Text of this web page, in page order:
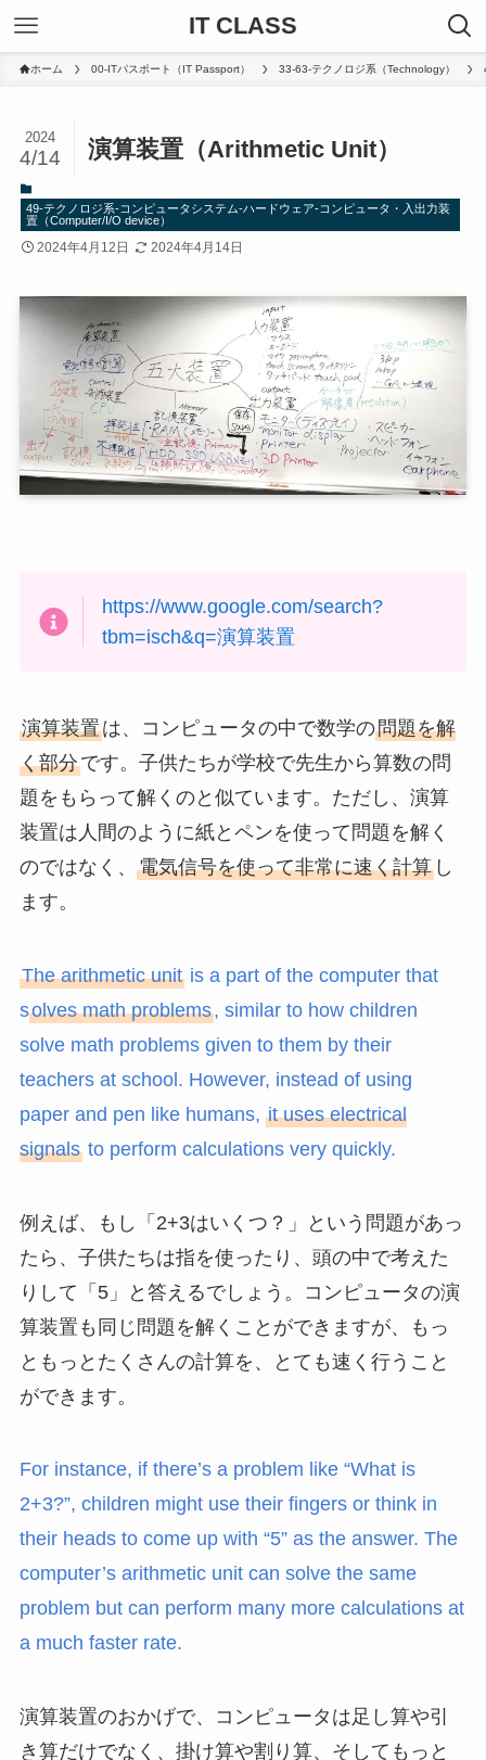
IT CLASS
ホーム 00-ITパスポート（IT Passport） 33-63-テクノロジ系（Technology）
演算装置（Arithmetic Unit）
2024
4/14
49-テクノロジ系-コンピュータシステム-ハードウェア-コンピュータ・入出力装
置（Computer/I/O device）
2024年4月12日 2024年4月14日
https://www.google.com/search?
tbm=isch&q=演算装置
演算装置は、コンピュータの中で数学の問題を解
く部分です。子供たちが学校で先生から算数の問
題をもらって解くのと似ています。ただし、演算
装置は人間のように紙とペンを使って問題を解く
のではなく、 電気信号を使って非常に速く計算し
ます。
The arithmetic unitis a part of the computer that
solves math problems, similar to how children
solve math problems given to them by their
teachers at school. However, instead of using
paper and pen like humans, it uses electrical
signalsto perform calculations very quickly.
例えば、もし「2+3はいくつ？」という問題があっ
たら、子供たちは指を使ったり、頭の中で考えた
りして「5」と答えるでしょう。コンピュータの演
算装置も同じ問題を解くことができますが、もっ
ともっとたくさんの計算を、とても速く行うこと
ができます。
For instance, if there’s a problem like “What is
2+3?”, children might use their fingers or think in
their heads to come up with “5” as the answer. The
computer’s arithmetic unit can solve the same
problem but can perform many more calculations at
a much faster rate.
演算装置のおかげで、コンピュータは足し算や引
き算だけでなく、掛け算や割り算、そしてもっと